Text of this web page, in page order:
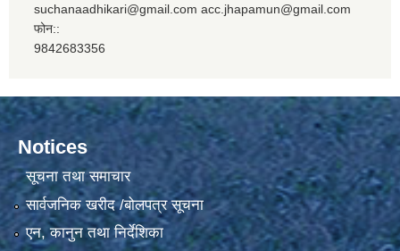
suchanaadhikari@gmail.com acc.jhapamun@gmail.com
फोन::
9842683356
Notices
सूचना तथा समाचार
सार्वजनिक खरीद /बोलपत्र सूचना
एन, कानुन तथा निर्देशिका